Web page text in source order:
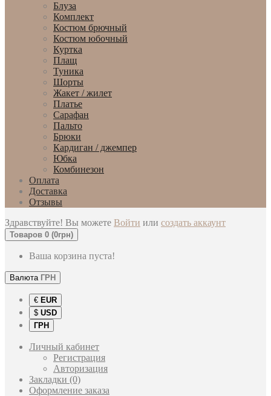
Блуза
Комплект
Костюм брючный
Костюм юбочный
Куртка
Плащ
Туника
Шорты
Жакет / жилет
Платье
Сарафан
Пальто
Брюки
Кардиган / джемпер
Юбка
Комбинезон
Оплата
Доставка
Отзывы
Здравствуйте! Вы можете Войти или создать аккаунт
Товаров 0 (0грн)
Ваша корзина пуста!
Валюта ГРН
€ EUR
$ USD
ГРН
Личный кабинет
Регистрация
Авторизация
Закладки (0)
Оформление заказа